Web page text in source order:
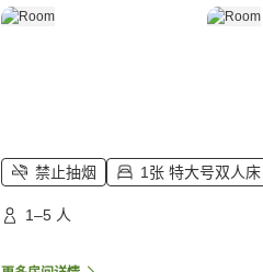
禁止抽烟 1张 特大号双人床
1–5 人